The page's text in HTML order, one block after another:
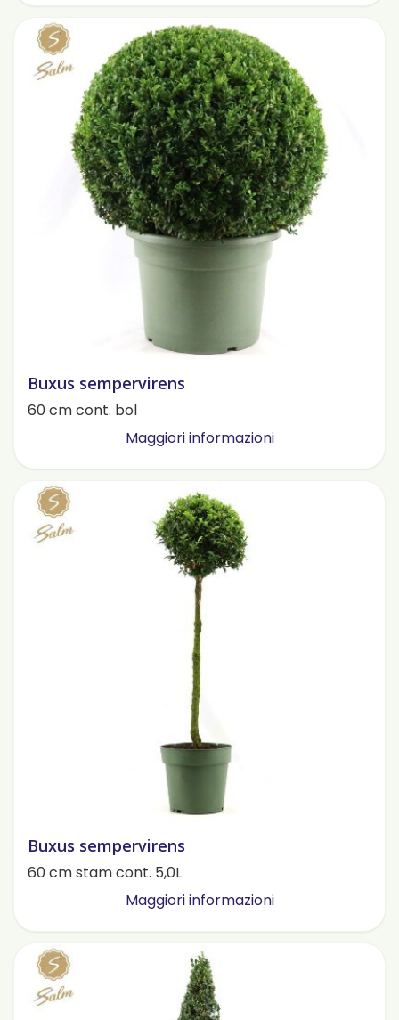
Buxus sempervirens
60 cm cont. bol
Maggiori informazioni
Buxus sempervirens
60 cm stam cont. 5,0L
Maggiori informazioni